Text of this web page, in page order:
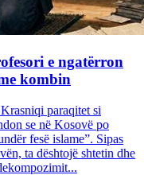
e ngatërron
kombin
paraqitet si
se në Kosovë po
fesë islame”. Sipas
ta dështojë shtetin dhe